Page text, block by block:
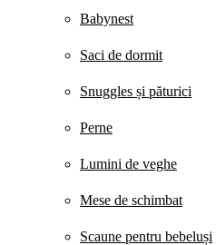
Babynest
Saci de dormit
Snuggles și păturici
Perne
Lumini de veghe
Mese de schimbat
Scaune pentru bebeluși